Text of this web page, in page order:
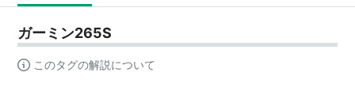
ガーミン265S
このタグの解説について